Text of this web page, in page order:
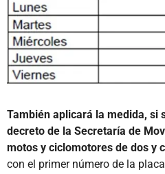
También aplicará la medida, si
decreto de la Secretaría de
motos y ciclomotores de dos y
con el primer número de la